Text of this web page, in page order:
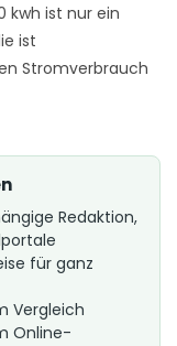
kwh ist nur ein
ist
Stromverbrauch
Redaktion,
für ganz
Vergleich
Online-